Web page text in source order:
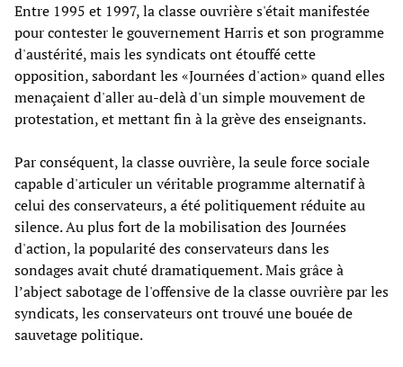
Entre 1995 et 1997, la classe ouvrière s'était manifestée
pour contester le gouvernement Harris et son programme
d'austérité, mais les syndicats ont étouffé cette
opposition, sabordant les «Journées d'action» quand elles
menaçaient d'aller au-delà d'un simple mouvement de
protestation, et mettant fin à la grève des enseignants.
Par conséquent, la classe ouvrière, la seule force sociale
capable d'articuler un véritable programme alternatif à
celui des conservateurs, a été politiquement réduite au
silence. Au plus fort de la mobilisation des Journées
d'action, la popularité des conservateurs dans les
sondages avait chuté dramatiquement. Mais grâce à
l’abject sabotage de l'offensive de la classe ouvrière par les
syndicats, les conservateurs ont trouvé une bouée de
sauvetage politique.